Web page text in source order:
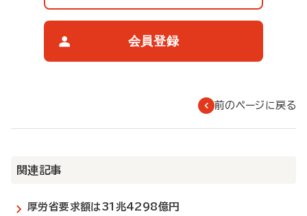
会員登録
前のページに戻る
関連記事
厚労省要求額は31兆4298億円